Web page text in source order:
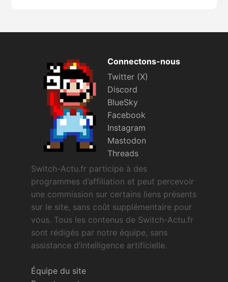
Connectons-nous
Twitter (X)
Discord
BlueSky
Facebook
Instagram
Mastodon
Threads
Switch-Actu.fr participe à des
programmes d’affiliation et peut percevoir
une commission sur certains liens présents
sur le site, sans coût supplémentaire pour
vous. Tous les contenus de Switch-Actu.fr
sont rédigés par notre équipe, sans
assistance d’intelligence artificielle.
Équipe du site